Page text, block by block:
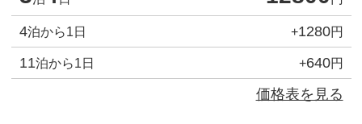
4泊から1日 +1280円
11泊から1日 +640円
価格表を見る